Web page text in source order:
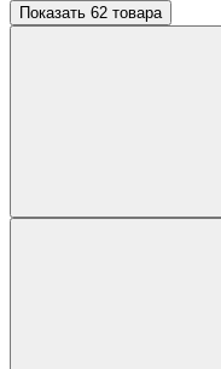
Показать 62 товара